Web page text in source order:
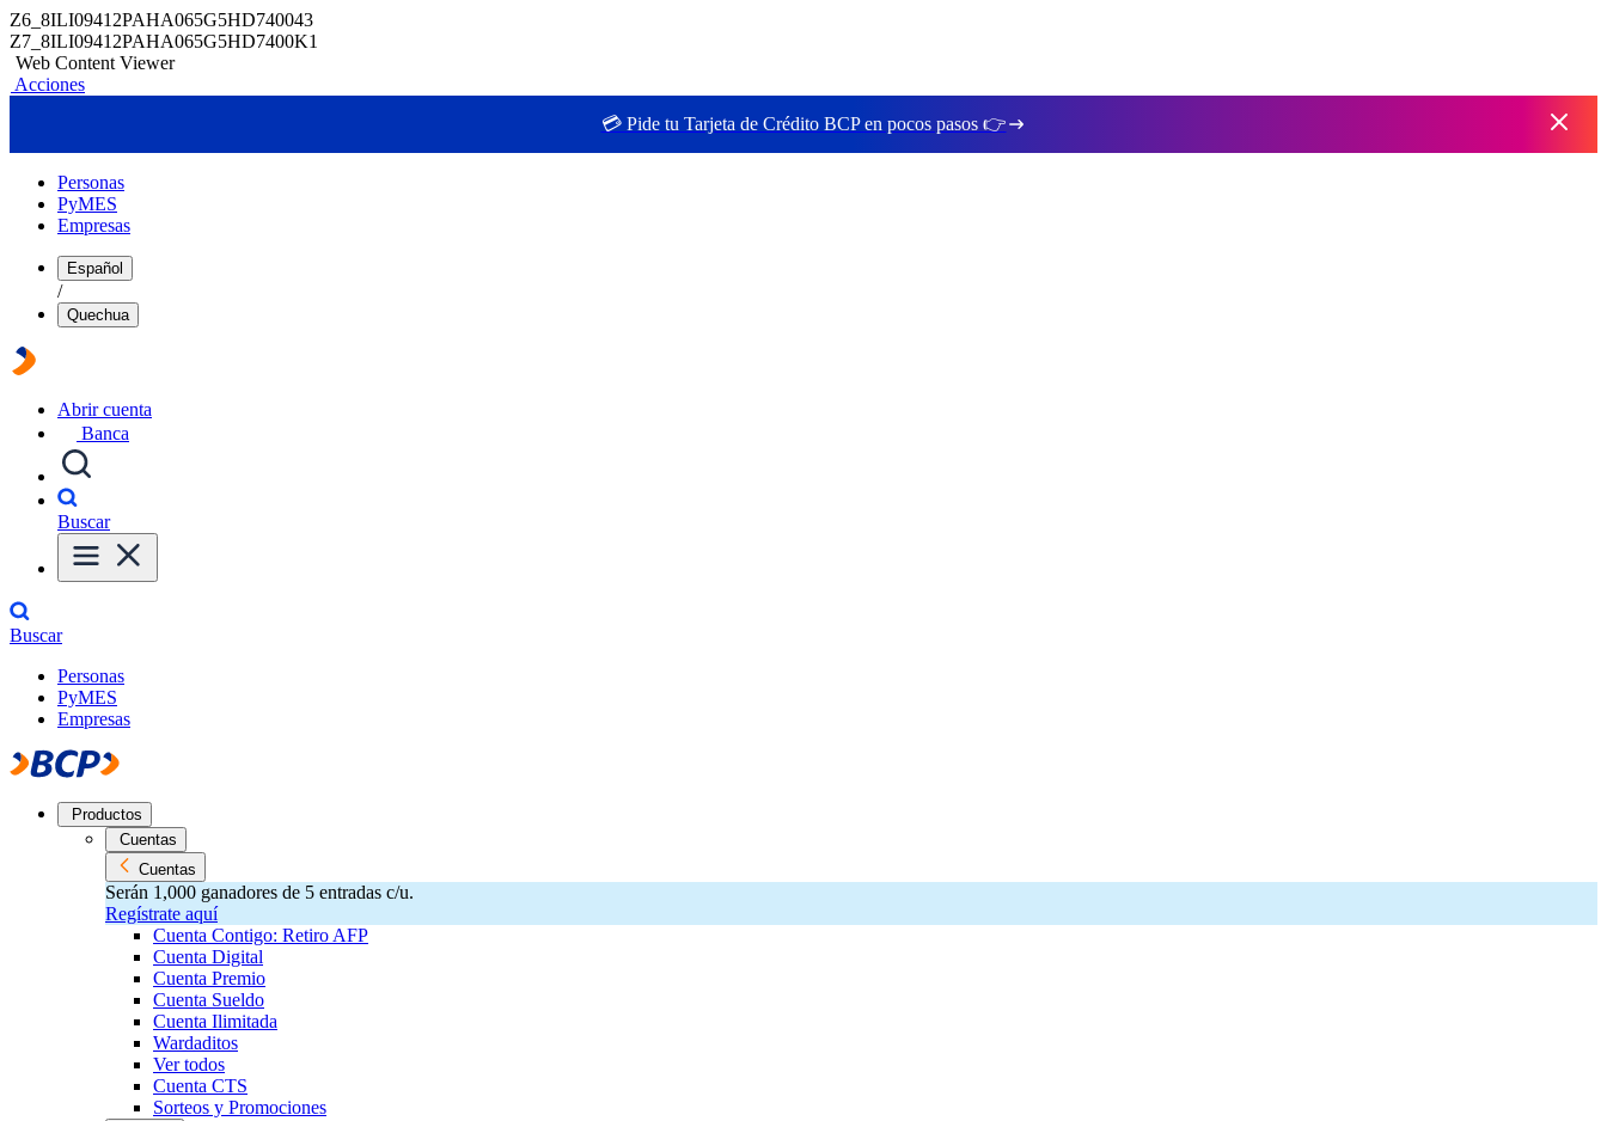
Z6_8ILI09412PAHA065G5HD740043
Z7_8ILI09412PAHA065G5HD7400K1
Web Content Viewer
Acciones
💳 Pide tu Tarjeta de Crédito BCP en pocos pasos 👉
Personas
PyMES
Empresas
Español
/
Quechua
Abrir cuenta
Banca
Buscar
Buscar
Personas
PyMES
Empresas
Productos
Cuentas
Cuentas
Serán 1,000 ganadores de 5 entradas c/u.
Regístrate aquí
Cuenta Contigo: Retiro AFP
Cuenta Digital
Cuenta Premio
Cuenta Sueldo
Cuenta Ilimitada
Wardaditos
Ver todos
Cuenta CTS
Sorteos y Promociones